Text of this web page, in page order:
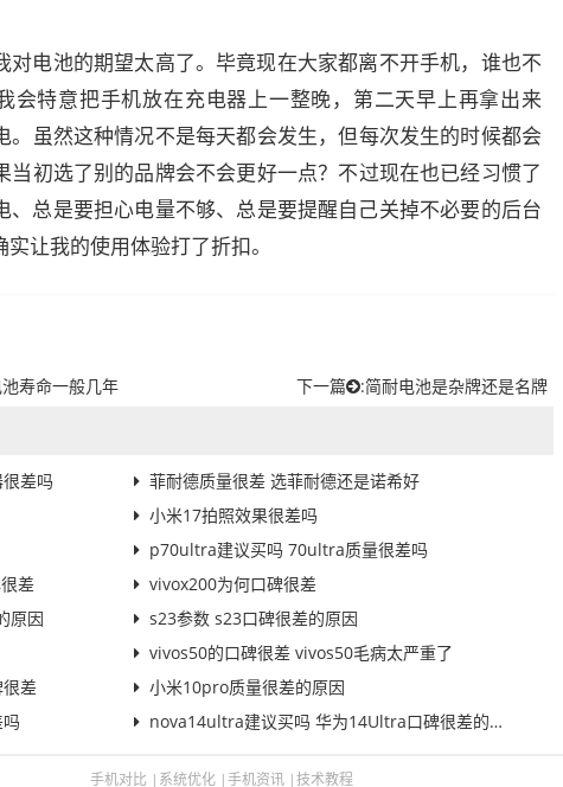
对电池的期望太高了。毕竟现在大家都离不开手机，谁也不
会特意把手机放在充电器上一整晚，第二天早上再拿出来
。虽然这种情况不是每天都会发生，但每次发生的时候都会
当初选了别的品牌会不会更好一点？不过现在也已经习惯了
总是要担心电量不够、总是要提醒自己关掉不必要的后台
让我的使用体验打了折扣。
寿命一般几年 下一篇 :简耐电池是杂牌还是名牌
差吗
菲耐德质量很差 选菲耐德还是诺希好
小米17拍照效果很差吗
p70ultra建议买吗 70ultra质量很差吗
差
vivox200为何口碑很差
原因
s23参数 s23口碑很差的原因
vivos50的口碑很差 vivos50毛病太严重了
差
小米10pro质量很差的原因
nova14ultra建议买吗 华为14Ultra口碑很差的原因
手机对比 | 系统优化 |手机资讯 |技术教程